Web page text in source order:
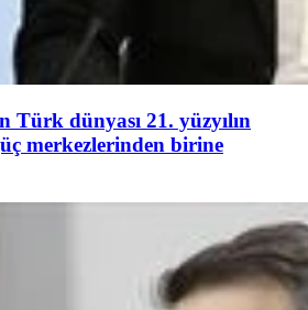
Türk dünyası 21. yüzyılın
merkezlerinden birine